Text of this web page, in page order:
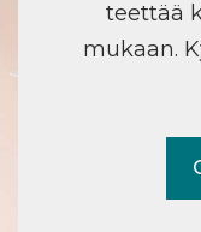
teettää
mukaan.